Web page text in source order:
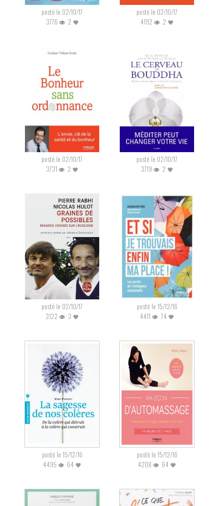
posté le 02/10/17
3776
2
posté le 02/10/17
4192
2
posté le 02/10/17
3731
2
posté le 02/10/17
3719
2
posté le 02/10/17
3122
3
posté le 15/12/16
4411
74
posté le 15/12/16
4495
64
posté le 15/12/16
4208
64